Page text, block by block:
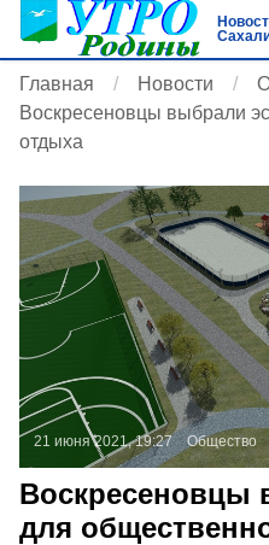
Главная Новости
Воскресеновцы выбрали
отдыха
21 июня 2021, 19:27 Общество
Воскресеновцы
для